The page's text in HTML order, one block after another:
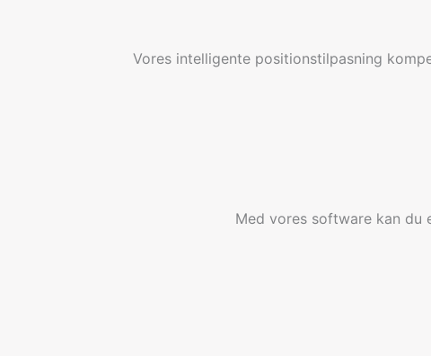
Vores intelligente positionstilpasning
Med vores software kan du